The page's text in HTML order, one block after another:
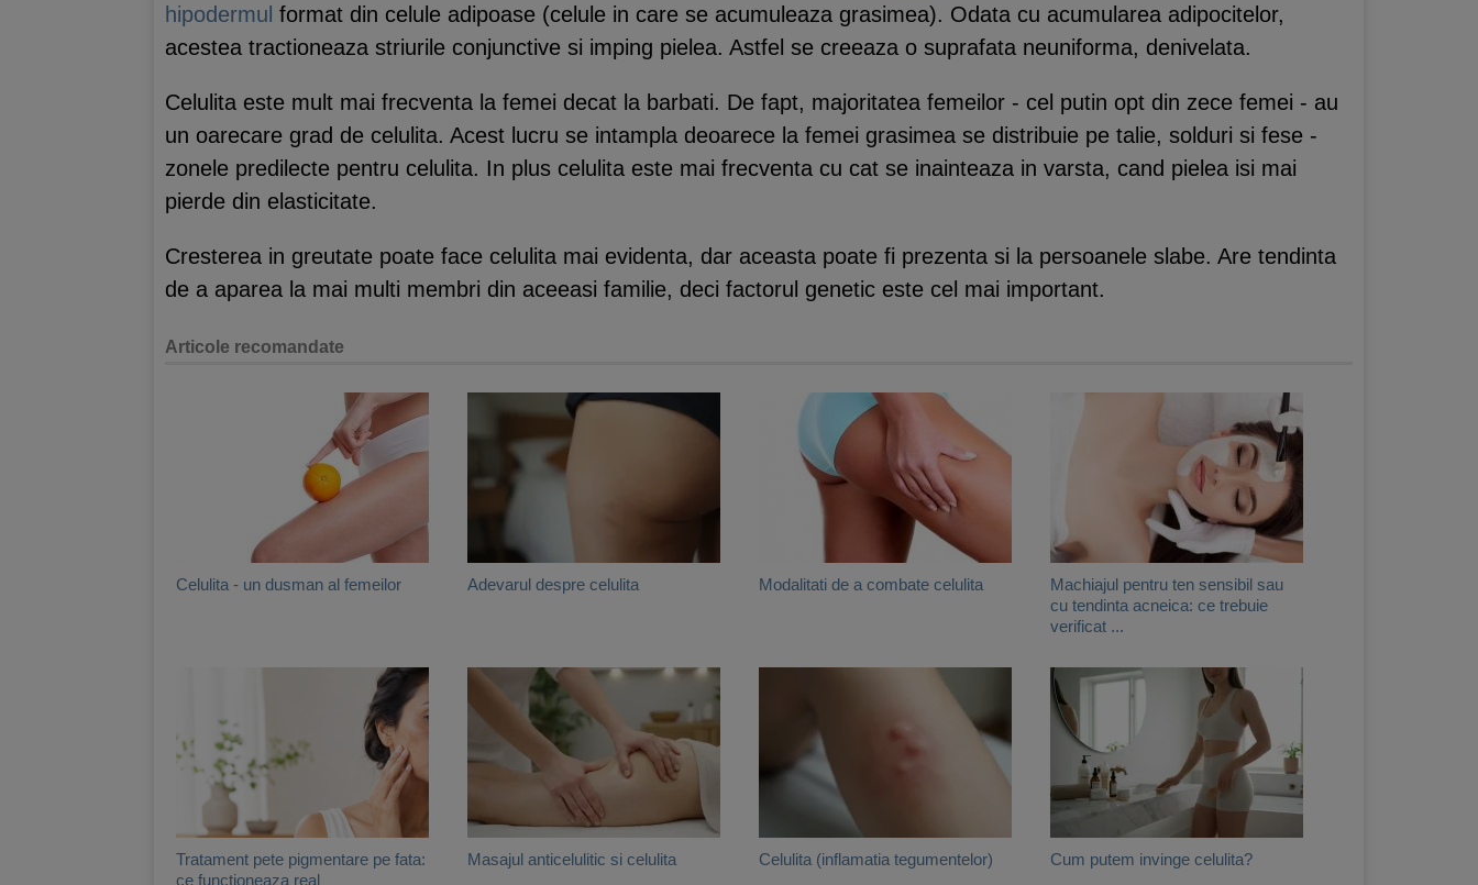
hipodermul format din celule adipoase (celule in care se acumuleaza grasimea). Odata cu acumularea adipocitelor,
acestea tractioneaza striurile conjunctive si imping pielea. Astfel se creeaza o suprafata neuniforma, denivelata.
Celulita este mult mai frecventa la femei decat la barbati. De fapt, majoritatea femeilor - cel putin opt din zece femei - au
un oarecare grad de celulita. Acest lucru se intampla deoarece la femei grasimea se distribuie pe talie, solduri si fese -
zonele predilecte pentru celulita. In plus celulita este mai frecventa cu cat se inainteaza in varsta, cand pielea isi mai
pierde din elasticitate.
Cresterea in greutate poate face celulita mai evidenta, dar aceasta poate fi prezenta si la persoanele slabe. Are tendinta
de a aparea la mai multi membri din aceeasi familie, deci factorul genetic este cel mai important.
Articole recomandate
Celulita - un dusman al femeilor Adevarul despre celulita Modalitati de a combate celulita
Machiajul pentru ten sensibil sau
cu tendinta acneica: ce trebuie
verificat ...
Tratament pete pigmentare pe fata:
ce functioneaza real
Masajul anticelulitic si celulita Celulita (inflamatia tegumentelor) Cum putem invinge celulita?